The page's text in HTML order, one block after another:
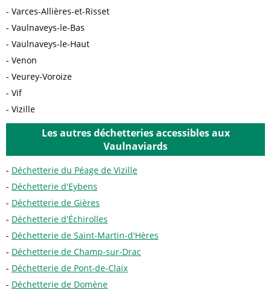
Varces-Allières-et-Risset
Vaulnaveys-le-Bas
Vaulnaveys-le-Haut
Venon
Veurey-Voroize
Vif
Vizille
Les autres déchetteries accessibles aux
Vaulnaviards
Déchetterie du Péage de Vizille
Déchetterie d'Eybens
Déchetterie de Gières
Déchetterie d'Échirolles
Déchetterie de Saint-Martin-d'Hères
Déchetterie de Champ-sur-Drac
Déchetterie de Pont-de-Claix
Déchetterie de Domène